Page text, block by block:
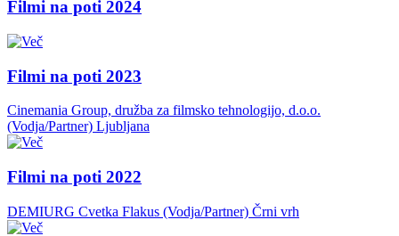
Filmi na poti 2024
Filmi na poti 2023
Cinemania Group, družba za filmsko tehnologijo, d.o.o.
(Vodja/Partner) Ljubljana
Filmi na poti 2022
DEMIURG Cvetka Flakus (Vodja/Partner) Črni vrh